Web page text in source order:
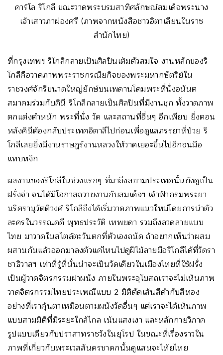
คาร์โล ริโกลี ขณะวาดพระบรมสาทิศลักษณ์สมเด็จพระนาง
เจ้าเสาวภาผ่องศรี (ภาพจากหนังสือชาวอิตาเลียนในราช
สำนักไทย)
ที่กรุงเทพฯ ริโกลีกลายเป็นศิลปินเต็มตัวสมใจ งานหลักของริ
โกลีคือวาดภาพพระราชกรณียกิจของพระมหากษัตริย์ใน
ราชวงศ์จักรีขนาดใหญ่ยักษ์บนเพดานโดมพระที่นั่งอนันต
สมาคมร่วมกับคินี ริโกลีกลายเป็นศิลปินที่มีงานชุก ทั้งวาดภาพ
ตกแต่งตำหนัก พระที่นั่ง วัด และสถานที่อื่นๆ อีกเพียบ ยิ่งตอน
หลังคินีต้องกลับประเทศอิตาลีไปก่อนเพื่อดูแลภรรยาที่ป่วย ริ
โกลีเลยยิ่งมีงานราษฎร์งานหลวงให้วาดเยอะขึ้นไปอีกจนมือ
แทบหงิก
ผลงานของริโกลีในช่วงแรกๆ ที่มาถึงสยามประเทศนั้นยังดูเป็น
ฝรั่งจ๋า จนได้มีโอกาสถวายงานกับสมเด็จฯ เจ้าฟ้ากรมพระยา
นริศรานุวัตติวงศ์ ริโกลีถึงได้เริ่มวาดภาพแนวใหม่โดยการนำตัว
ละครในวรรณคดี พุทธประวัติ เทพยดา รวมถึงลวดลายแบบ
ไทย มาวาดในสไตล์ตะวันตกที่ตัวเองถนัด ถ้าอยากเห็นว่าผสม
ผสานกันแล้วออกมาลงตัวแค่ไหนไปดูฝีไม้ลายมือริโกลีได้ที่วัดรา
ชาธิวาสฯ เท่าที่รู้ที่นั่นน่าจะเป็นวัดเดียวในเมืองไทยที่ใช้ฝรั่ง
เป็นผู้วาดจิตรกรรมฝาผนัง ภายในพระอุโบสถเราจะไม่เห็นภาพ
วาดจิตรกรรมไทยประเพณีแบบ 2 มิติตัดเส้นสีดำกับสีทอง
อย่างที่เราคุ้นตาเหมือนตามผนังวัดอื่นๆ แต่เราจะได้เห็นภาพ
แบบสามมิติที่มีระยะใกล้ไกล เน้นแสงเงา และหลักกายวิภาค
รูปแบบเดียวกับปราสาทราชวังในยุโรป ในขณะที่เรื่องราวใน
ภาพที่เกี่ยวกับพระเวสสันดรชาดกนั้นดูแสนจะไท้ยไทย